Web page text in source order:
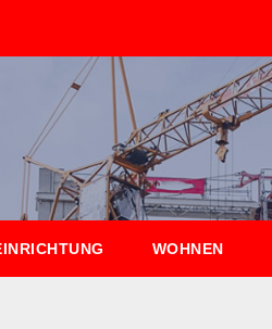
WOHNEN